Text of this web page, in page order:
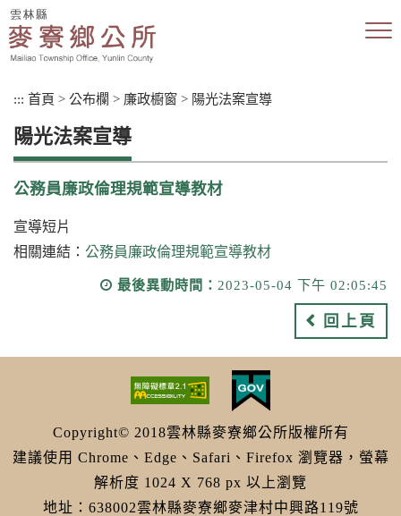
跳
到
主
::: 首頁 > 公布欄 > 廉政櫥窗 > 陽光法案宣導
陽光法案宣導
公務員廉政倫理規範宣導教材
宣導短片
相關連結： 公務員廉政倫理規範宣導教材
最後異動時間： 2023-05-04 下午 02:05:45
回上頁
Copyright© 2018雲林縣麥寮鄉公所版權所有
建議使用 Chrome、Edge、Safari、Firefox 瀏覽器，螢幕
解析度 1024 X 768 px 以上瀏覽
地址：638002雲林縣麥寮鄉麥津村中興路119號